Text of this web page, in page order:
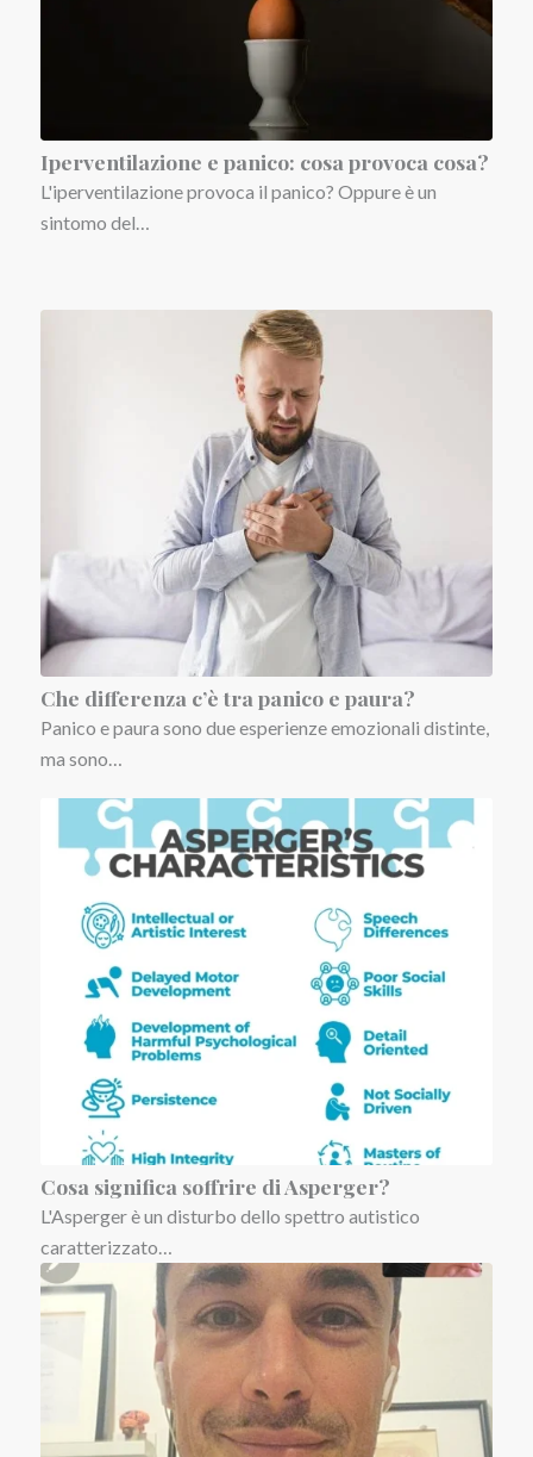
Iperventilazione e panico: cosa provoca cosa?
L'iperventilazione provoca il panico? Oppure è un
sintomo del…
Che differenza c’è tra panico e paura?
Panico e paura sono due esperienze emozionali distinte,
ma sono…
Cosa significa soffrire di Asperger?
L'Asperger è un disturbo dello spettro autistico
caratterizzato…